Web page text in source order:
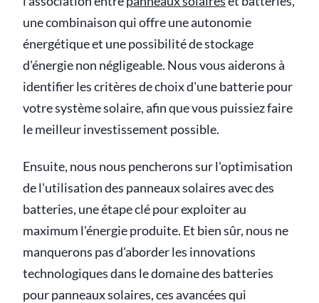
une combinaison qui offre une autonomie
énergétique et une possibilité de stockage
d'énergie non négligeable. Nous vous aiderons à
identifier les critères de choix d'une batterie pour
votre système solaire, afin que vous puissiez faire
le meilleur investissement possible.
Ensuite, nous nous pencherons sur l'optimisation
de l'utilisation des panneaux solaires avec des
batteries, une étape clé pour exploiter au
maximum l'énergie produite. Et bien sûr, nous ne
manquerons pas d'aborder les innovations
technologiques dans le domaine des batteries
pour panneaux solaires, ces avancées qui